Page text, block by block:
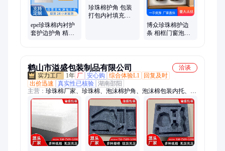
epe珍珠棉内衬护
套护边护角 精密
珍珠棉护角 包装
打包内衬填充护
博众珍珠棉护边
条 相框门窗泡沫
鹤山市溢盛包装制品有限公司
洽谈
1年 厂 安心购 综合体验L1
回复及时
出价迅速
真实性已核验 湖南邵阳
主营： 珍珠棉厂家、珍珠棉、泡沫棉护角、泡沫棉包装内托、百
搭珍珠棉、EPE珍珠棉、EPE泡沫棉